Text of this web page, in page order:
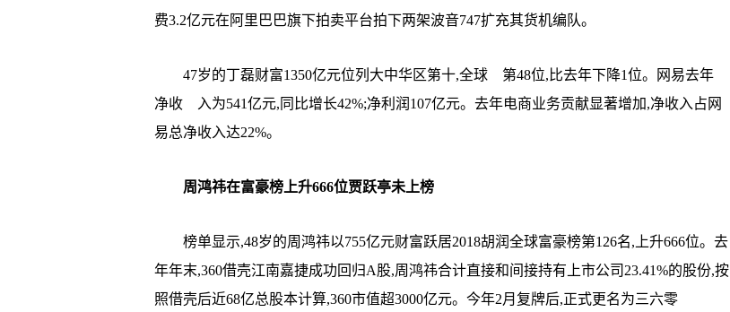
费3.2亿元在阿里巴巴旗下拍卖平台拍下两架波音747扩充其货机编队。
47岁的丁磊财富1350亿元位列大中华区第十,全球 第48位,比去年下降1位。网易去年
净收 入为541亿元,同比增长42%;净利润107亿元。去年电商业务贡献显著增加,净收入占网
易总净收入达22%。
周鸿祎在富豪榜上升666位贾跃亭未上榜
榜单显示,48岁的周鸿祎以755亿元财富跃居2018胡润全球富豪榜第126名,上升666位。去
年年末,360借壳江南嘉捷成功回归A股,周鸿祎合计直接和间接持有上市公司23.41%的股份,按
照借壳后近68亿总股本计算,360市值超3000亿元。今年2月复牌后,正式更名为三六零